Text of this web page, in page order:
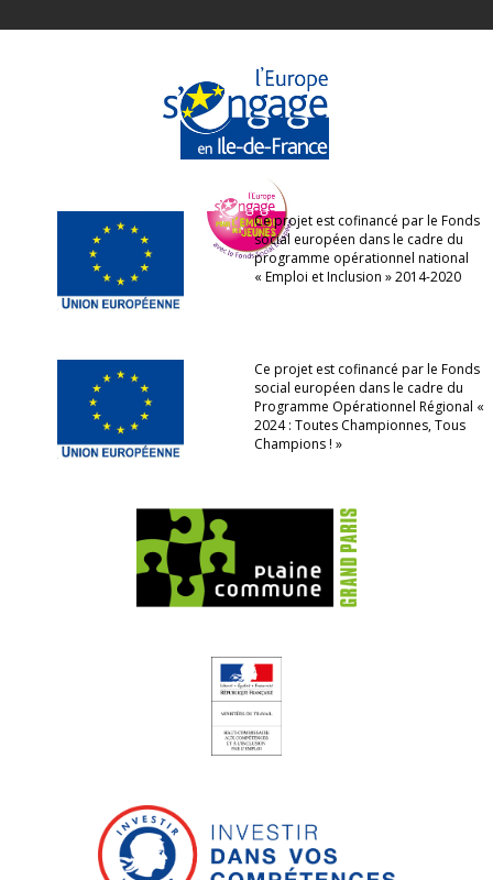
Ce projet est cofinancé par le Fonds
social européen dans le cadre du
programme opérationnel national
« Emploi et Inclusion » 2014-2020
Ce projet est cofinancé par le Fonds
social européen dans le cadre du
Programme Opérationnel Régional «
2024 : Toutes Championnes, Tous
Champions ! »